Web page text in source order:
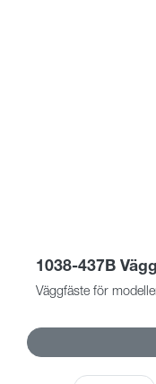
1038-437B
Väggfäste för